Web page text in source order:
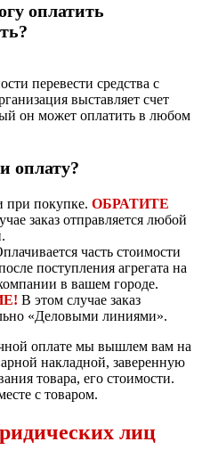
оплатить
перевести средства с
выставляет счет
он может оплатить в любом
оплату?
при покупке. ОБРАТИТЕ
заказ отправляется любой
часть стоимости
поступления агрегата на
в вашем городе.
В этом случае заказ
«Деловыми линиями».
оплате мы вышлем вам на
накладной, заверенную
товара, его стоимости.
с товаром.
лиц